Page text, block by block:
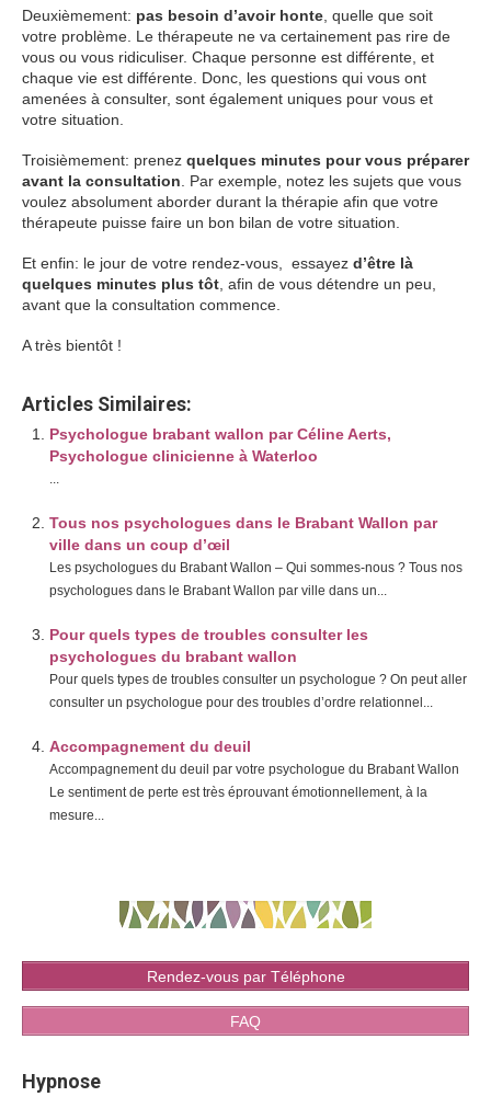
Deuxièmement: pas besoin d’avoir honte , quelle que soit
votre problème. Le thérapeute ne va certainement pas rire de
vous ou vous ridiculiser. Chaque personne est différente, et
chaque vie est différente. Donc, les questions qui vous ont
amenées à consulter, sont également uniques pour vous et
votre situation.
Troisièmement: prenez quelques minutes pour vous préparer
avant la consultation . Par exemple, notez les sujets que vous
voulez absolument aborder durant la thérapie afin que votre
thérapeute puisse faire un bon bilan de votre situation.
Et enfin: le jour de votre rendez-vous, essayez d’être là
quelques minutes plus tôt , afin de vous détendre un peu,
avant que la consultation commence.
A très bientôt !
Articles Similaires:
Psychologue brabant wallon par Céline Aerts,
Psychologue clinicienne à Waterloo
...
Tous nos psychologues dans le Brabant Wallon par
ville dans un coup d’œil
Les psychologues du Brabant Wallon – Qui sommes-nous ? Tous nos
psychologues dans le Brabant Wallon par ville dans un...
Pour quels types de troubles consulter les
psychologues du brabant wallon
Pour quels types de troubles consulter un psychologue ? On peut aller
consulter un psychologue pour des troubles d’ordre relationnel...
Accompagnement du deuil
Accompagnement du deuil par votre psychologue du Brabant Wallon
Le sentiment de perte est très éprouvant émotionnellement, à la
mesure...
Rendez-vous par Téléphone
FAQ
Hypnose